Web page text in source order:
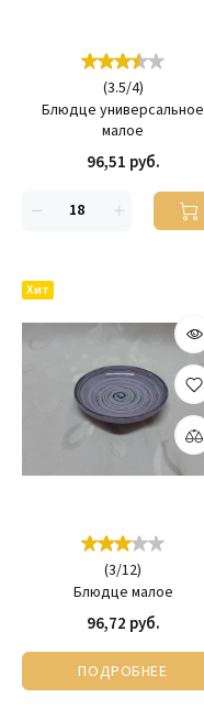
(3.5/4)
Блюдце универсальное
малое
96,51 руб.
Хит
(3/12)
Блюдце малое
96,72 руб.
ПОДРОБНЕЕ